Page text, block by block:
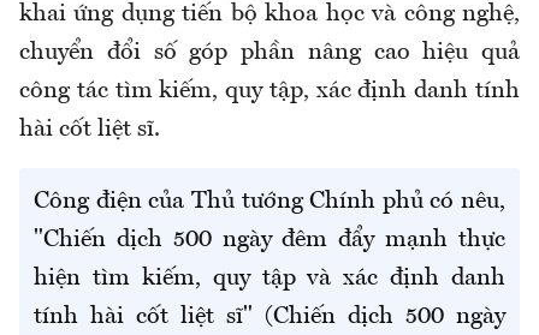
khai ứng dụng tiến bộ khoa học và công nghệ,
chuyển đổi số góp phần nâng cao hiệu quả
công tác tìm kiếm, quy tập, xác định danh tính
hài cốt liệt sĩ.
Công điện của Thủ tướng Chính phủ có nêu,
"Chiến dịch 500 ngày đêm đẩy mạnh thực
hiện tìm kiếm, quy tập và xác định danh
tính hài cốt liệt sĩ" (Chiến dịch 500 ngày